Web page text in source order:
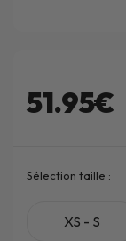
51.95€
Sélection taille :
XS - S